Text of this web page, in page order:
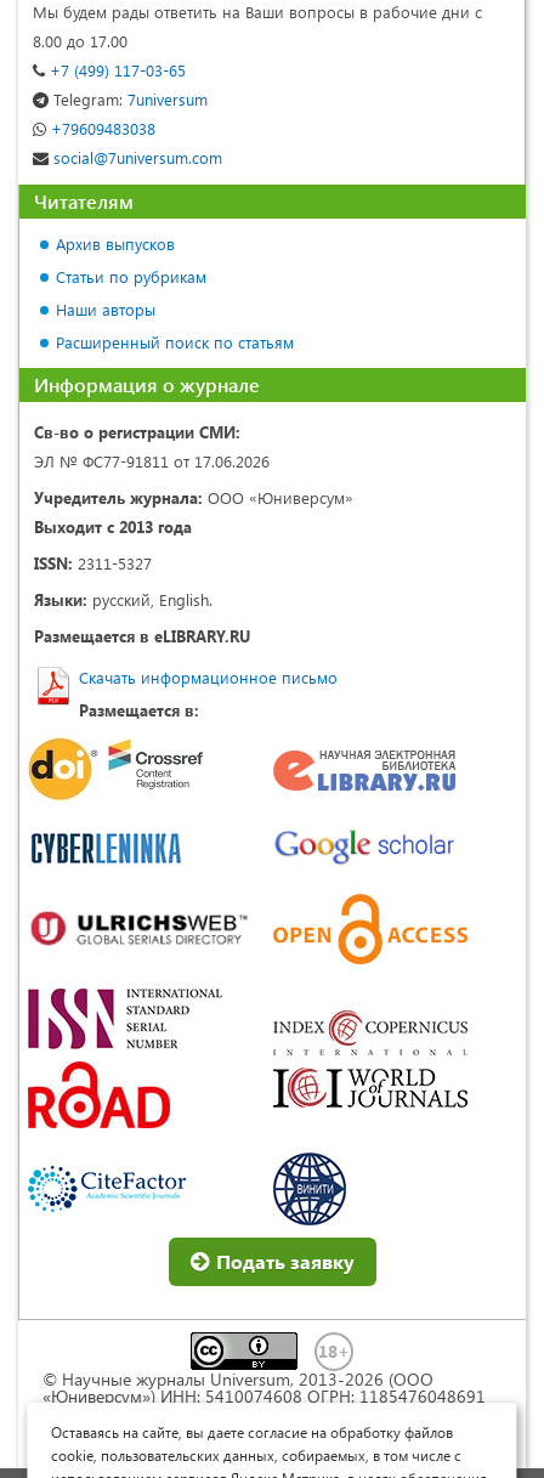
Мы будем рады ответить на Ваши вопросы в рабочие дни с
8.00 до 17.00
+7 (499) 117-03-65
Telegram: 7universum
+79609483038
social@7universum.com
Читателям
Архив выпусков
Статьи по рубрикам
Наши авторы
Расширенный поиск по статьям
Информация о журнале
Св-во о регистрации СМИ:
ЭЛ № ФС77-91811 от 17.06.2026
Учредитель журнала: ООО «Юниверсум»
Выходит с 2013 года
ISSN: 2311-5327
Языки: русский, English.
Размещается в eLIBRARY.RU
Скачать информационное письмо
Размещается в:
Подать заявку
© Научные журналы Universum, 2013-2026 (ООО
«Юниверсум») ИНН: 5410074608 ОГРН: 1185476048691
Commons « Attribution» («Атрибуция») 4.0
Непортированная
Оставаясь на сайте, вы даете согласие на обработку файлов
cookie, пользовательских данных, собираемых, в том числе с